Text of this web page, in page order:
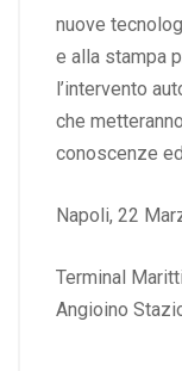
nuove
e alla stampa
l’intervento
che
conoscenze
Napoli, 22
Terminal
Angioino